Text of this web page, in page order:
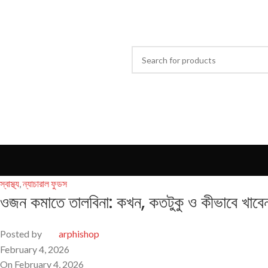
স্বাস্থ্য,ন্যাচারাল ফুডস
ওজন কমাতে তালবিনা: কখন, কতটুকু ও কীভাবে
Posted by
arphishop
February 4, 2026
On February 4, 2026